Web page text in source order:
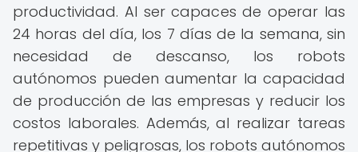
productividad. Al ser capaces de operar las
24 horas del día, los 7 días de la semana, sin
necesidad de descanso, los robots
autónomos pueden aumentar la capacidad
de producción de las empresas y reducir los
costos laborales. Además, al realizar tareas
repetitivas y peligrosas, los robots autónomos